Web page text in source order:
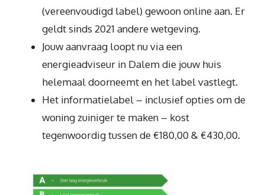
(vereenvoudigd label) gewoon online aan. Er
geldt sinds 2021 andere wetgeving.
Jouw aanvraag loopt nu via een
energieadviseur in Dalem die jouw huis
helemaal doorneemt en het label vastlegt.
Het informatielabel – inclusief opties om de
woning zuiniger te maken – kost
tegenwoordig tussen de €180,00 & €430,00.